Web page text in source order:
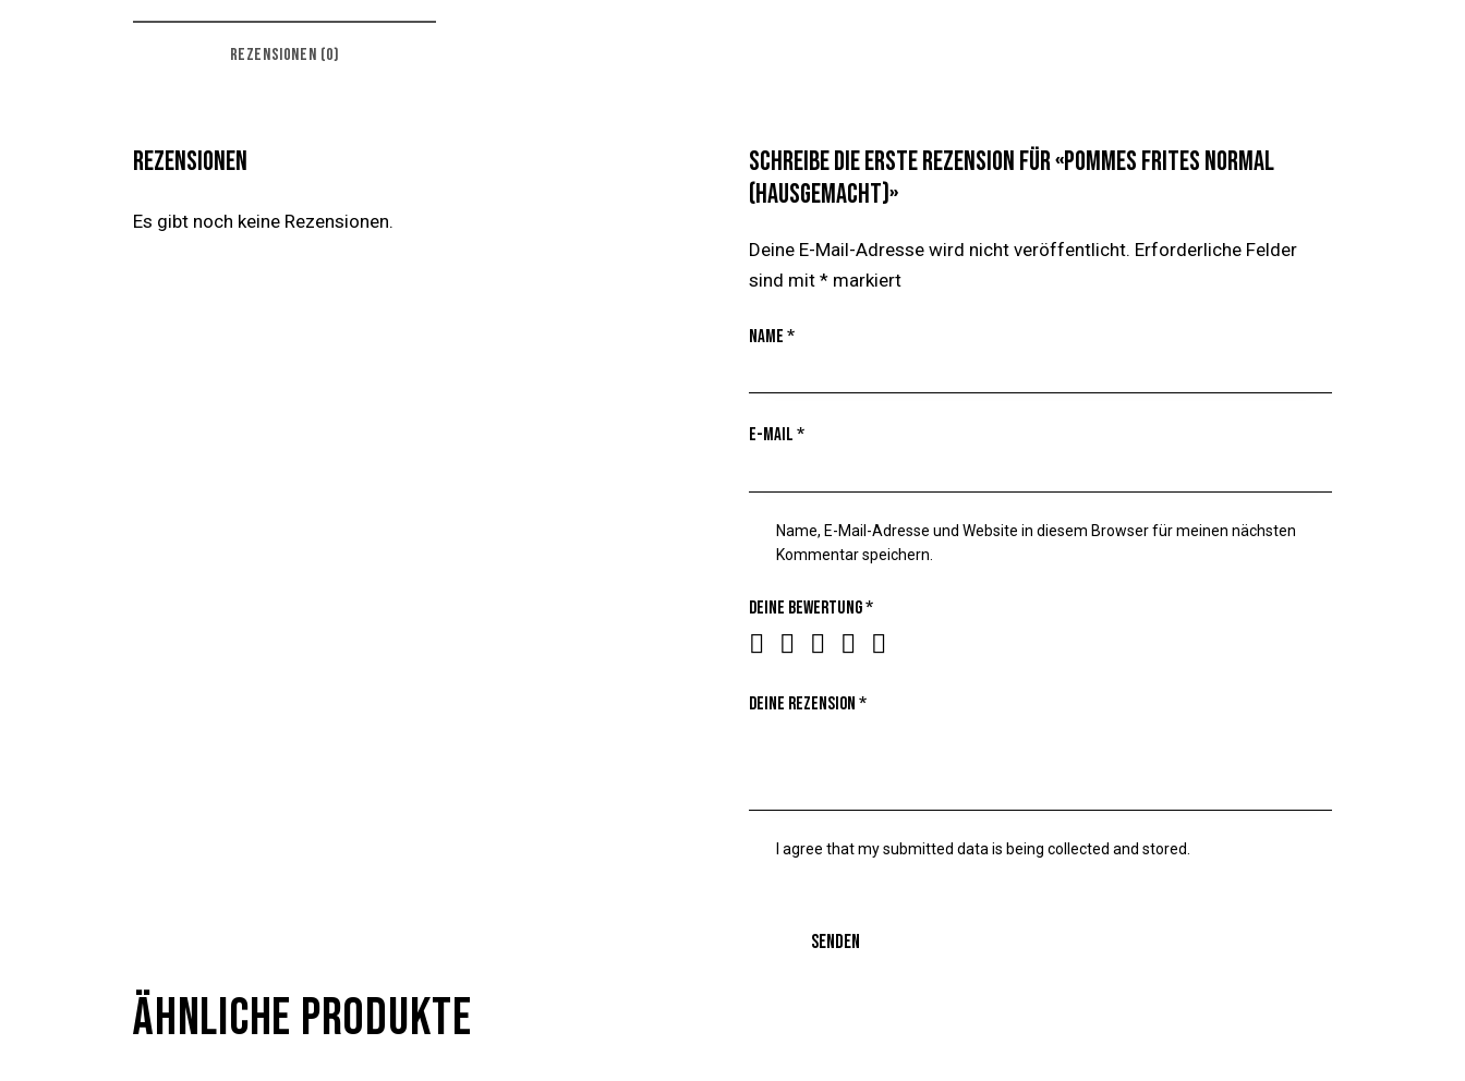
REZENSIONEN (0)
REZENSIONEN
Es gibt noch keine Rezensionen.
Schreibe die erste Rezension für «Pommes Frites Normal
(Hausgemacht)»
Deine E-Mail-Adresse wird nicht veröffentlicht. Erforderliche Felder
sind mit * markiert
Name *
E-Mail *
Name, E-Mail-Adresse und Website in diesem Browser für meinen nächsten
Kommentar speichern.
Deine Bewertung*
Deine Rezension *
I agree that my submitted data is being collected and stored.
ÄHNLICHE PRODUKTE